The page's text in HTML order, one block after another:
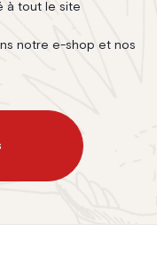
à tout le site
notre e-shop et nos